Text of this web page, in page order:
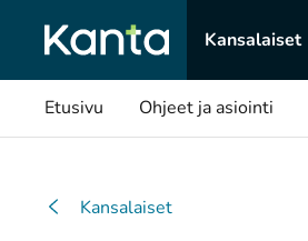
Kansalaiset
Etusivu Ohjeet ja asiointi
Kansalaiset